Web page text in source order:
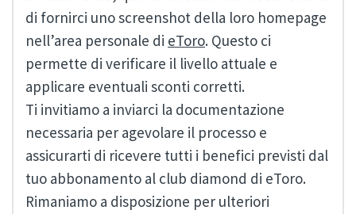
di fornirci uno screenshot della loro homepage
nell’area personale di eToro. Questo ci
permette di verificare il livello attuale e
applicare eventuali sconti corretti.
Ti invitiamo a inviarci la documentazione
necessaria per agevolare il processo e
assicurarti di ricevere tutti i benefici previsti dal
tuo abbonamento al club diamond di eToro.
Rimaniamo a disposizione per ulteriori